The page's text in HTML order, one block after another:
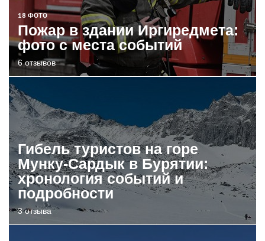
18 ФОТО
Пожар в здании Иргиредмета:
фото с места событий
6 отзывов
Гибель туристов на горе
Мунку-Сардык в Бурятии:
хронология событий и
подробности
3 отзыва